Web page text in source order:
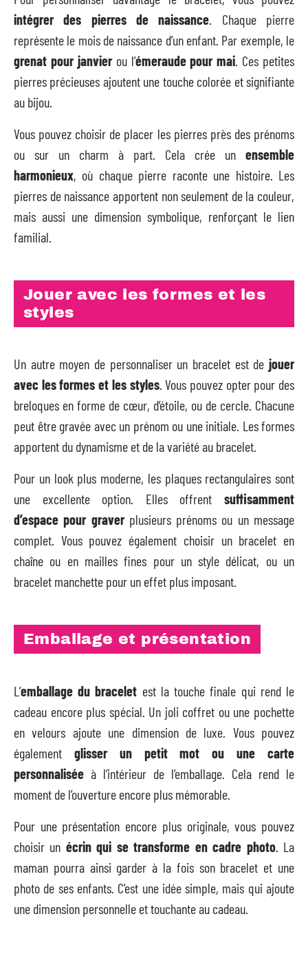
intégrer des pierres de naissance . Chaque pierre
représente le mois de naissance d’un enfant. Par exemple, le
grenat pour janvierou l’émeraude pour mai . Ces petites
pierres précieuses ajoutent une touche colorée et signifiante
au bijou.
Vous pouvez choisir de placer les pierres près des prénoms
ou sur un charm à part. Cela crée un ensemble
harmonieux, où chaque pierre raconte une histoire. Les
pierres de naissance apportent non seulement de la couleur,
mais aussi une dimension symbolique, renforçant le lien
familial.
Jouer avec les formes et les
styles
Un autre moyen de personnaliser un bracelet est de jouer
avec les formes et les styles. Vous pouvez opter pour des
breloques en forme de cœur, d’étoile, ou de cercle. Chacune
peut être gravée avec un prénom ou une initiale. Les formes
apportent du dynamisme et de la variété au bracelet.
Pour un look plus moderne, les plaques rectangulaires sont
une excellente option. Elles offrent suffisamment
d’espace pour graverplusieurs prénoms ou un message
complet. Vous pouvez également choisir un bracelet en
chaîne ou en mailles fines pour un style délicat, ou un
bracelet manchette pour un effet plus imposant.
Emballage et présentation
L’emballage du bracelet est la touche finale qui rend le
cadeau encore plus spécial. Un joli coffret ou une pochette
en velours ajoute une dimension de luxe. Vous pouvez
également glisser un petit mot ou une carte
personnalisée à l’intérieur de l’emballage. Cela rend le
moment de l’ouverture encore plus mémorable.
Pour une présentation encore plus originale, vous pouvez
choisir un écrin qui se transforme en cadre photo. La
maman pourra ainsi garder à la fois son bracelet et une
photo de ses enfants. C’est une idée simple, mais qui ajoute
une dimension personnelle et touchante au cadeau.